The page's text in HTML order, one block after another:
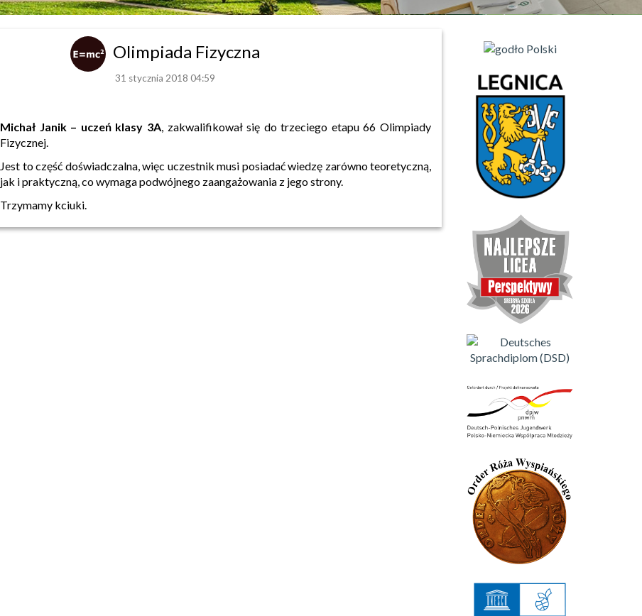
Olimpiada Fizyczna
31 stycznia 2018 04:59
Michał Janik – uczeń klasy 3A, zakwalifikował się do trzeciego etapu 66 Olimpiady
Fizycznej.
Jest to część doświadczalna, więc uczestnik musi posiadać wiedzę zarówno teoretyczną,
jak i praktyczną, co wymaga podwójnego zaangażowania z jego strony.
Trzymamy kciuki.